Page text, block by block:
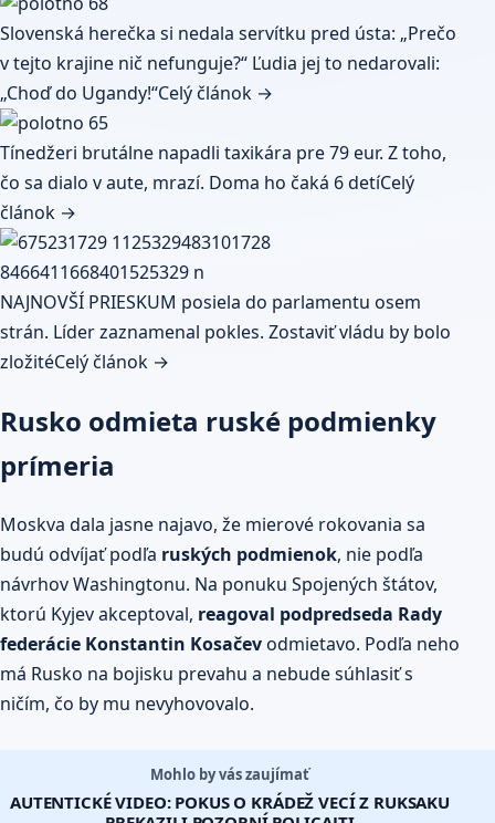
Slovenská herečka si nedala servítku pred ústa: „Prečo
v tejto krajine nič nefunguje?“ Ľudia jej to nedarovali:
„Choď do Ugandy!“Celý článok →
Tínedžeri brutálne napadli taxikára pre 79 eur. Z toho,
čo sa dialo v aute, mrazí. Doma ho čaká 6 detíCelý
článok →
NAJNOVŠÍ PRIESKUM posiela do parlamentu osem
strán. Líder zaznamenal pokles. Zostaviť vládu by bolo
zložitéCelý článok →
Rusko odmieta ruské podmienky
prímeria
Moskva dala jasne najavo, že mierové rokovania sa
budú odvíjať podľa ruských podmienok, nie podľa
návrhov Washingtonu. Na ponuku Spojených štátov,
ktorú Kyjev akceptoval, reagoval podpredseda Rady
federácie Konstantin Kosačevodmietavo. Podľa neho
má Rusko na bojisku prevahu a nebude súhlasiť s
ničím, čo by mu nevyhovovalo.
Mohlo by vás zaujímať
AUTENTICKÉ VIDEO: POKUS O KRÁDEŽ VECÍ Z RUKSAKU